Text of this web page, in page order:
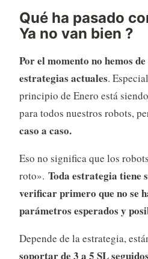
Qué ha pasado
Ya no van bien ?
Por el momento no hemos
estrategias actuales.
principio de Enero está
para todos nuestros robots,
caso a caso.
Eso no significa que los
roto». Toda estrategia tiene
verificar primero que no se
parámetros esperados y
Depende de la estrategia,
soportar de 3 a 5 SL